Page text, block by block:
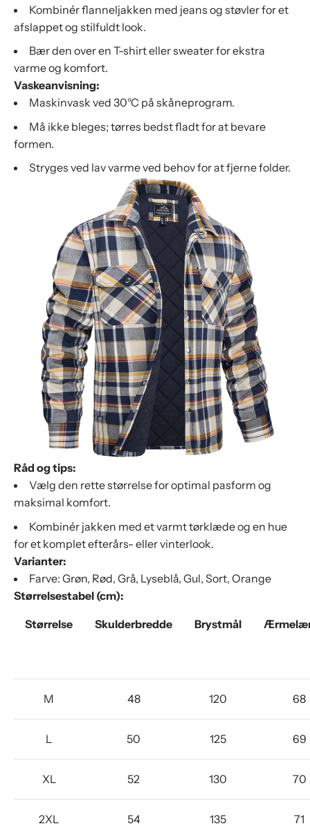
Kombinér flanneljakken med jeans og støvler for et
afslappet og stilfuldt look.
Bær den over en T-shirt eller sweater for ekstra
varme og komfort.
Vaskeanvisning:
Maskinvask ved 30°C på skåneprogram.
Må ikke bleges; tørres bedst fladt for at bevare
formen.
Stryges ved lav varme ved behov for at fjerne folder.
Råd og tips:
Vælg den rette størrelse for optimal pasform og
maksimal komfort.
Kombinér jakken med et varmt tørklæde og en hue
for et komplet efterårs- eller vinterlook.
Varianter:
Farve: Grøn, Rød, Grå, Lyseblå, Gul, Sort, Orange
Størrelsestabel (cm):
Størrelse Skulderbredde Brystmål
M 48 120 68
L 50 125 69
XL 52 130 70
2XL 54 135 71